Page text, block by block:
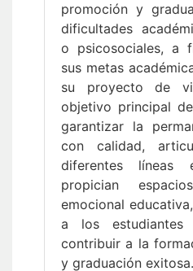
promoción y
dificultades
o psicosociales, a
sus metas
su proyecto de
objetivo principal
garantizar la
con calidad,
diferentes líneas
propician
emocional
a los estudiantes
contribuir a la
y graduación exitosa.